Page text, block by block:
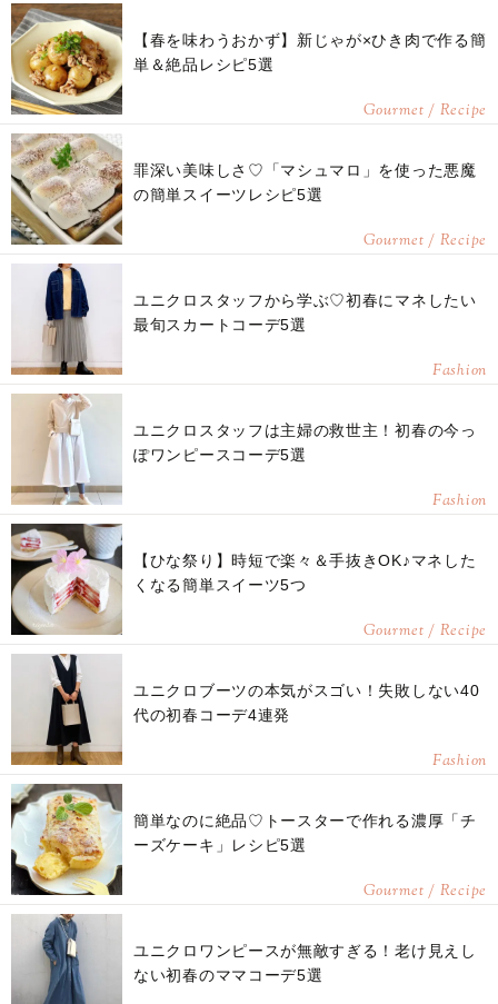
【春を味わうおかず】新じゃが×ひき肉で作る簡
単＆絶品レシピ5選
Gourmet / Recipe
罪深い美味しさ♡「マシュマロ」を使った悪魔
の簡単スイーツレシピ5選
Gourmet / Recipe
ユニクロスタッフから学ぶ♡初春にマネしたい
最旬スカートコーデ5選
Fashion
ユニクロスタッフは主婦の救世主！初春の今っ
ぽワンピースコーデ5選
Fashion
【ひな祭り】時短で楽々＆手抜きOK♪マネした
くなる簡単スイーツ5つ
Gourmet / Recipe
ユニクロブーツの本気がスゴい！失敗しない40
代の初春コーデ4連発
Fashion
簡単なのに絶品♡トースターで作れる濃厚「チ
ーズケーキ」レシピ5選
Gourmet / Recipe
ユニクロワンピースが無敵すぎる！老け見えし
ない初春のママコーデ5選